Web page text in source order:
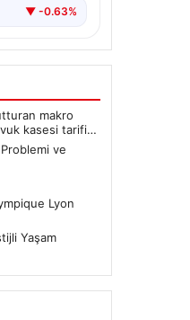
▼ -0.63%
makro
kasesi tarifi…
ve
Lyon
Yaşam